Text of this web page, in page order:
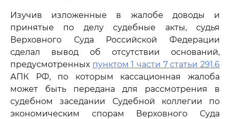
Изучив изложенные в жалобе доводы и
принятые по делу судебные акты, судья
Верховного Суда Российской Федерации
сделал вывод об отсутствии оснований,
предусмотренных пунктом 1 части 7 статьи 291.6
АПК РФ, по которым кассационная жалоба
может быть передана для рассмотрения в
судебном заседании Судебной коллегии по
экономическим спорам Верховного Суда